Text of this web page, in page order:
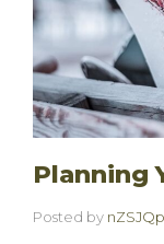
Planning
Posted by